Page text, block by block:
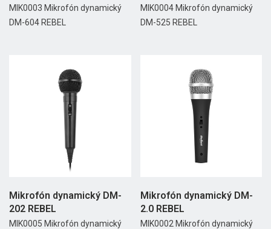
MIK0003 Mikrofón dynamický
DM-604 REBEL
MIK0004 Mikrofón dynamický
DM-525 REBEL
Mikrofón dynamický DM-
202 REBEL
MIK0005 Mikrofón dynamický
Mikrofón dynamický DM-
2.0 REBEL
MIK0002 Mikrofón dynamický